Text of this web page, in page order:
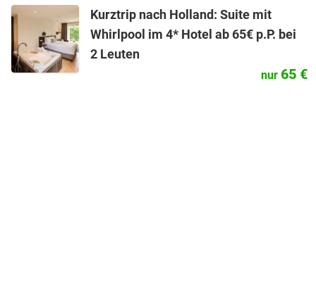
Kurztrip nach Holland: Suite mit
Whirlpool im 4* Hotel ab 65€ p.P. bei
2 Leuten
nur 65 €